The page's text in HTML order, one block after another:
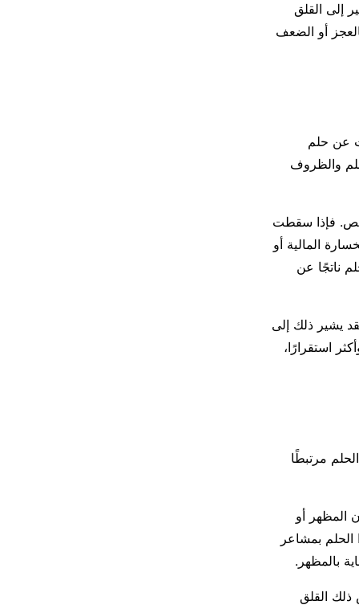
إلى القلق
أو الضعف
عن حلم
والظروف
فإذا سقطت
المالية أو
ناتجًا عن
يشير ذلك إلى
استقرارًا،
مرتبطًا
المظهر أو
بمشاعر
بالمظهر.
ذلك القلق